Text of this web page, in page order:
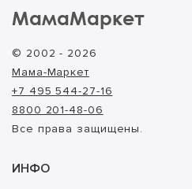
МамаМаркет
© 2002 - 2026
Мама-Маркет
+7 495 544-27-16
8800 201-48-06
Все права защищены.
ИНФО